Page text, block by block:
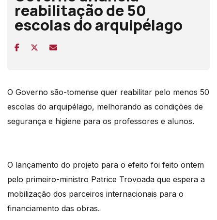
reabilitação de 50
escolas do arquipélago
O Governo são-tomense quer reabilitar pelo menos 50
escolas do arquipélago, melhorando as condições de
segurança e higiene para os professores e alunos.
O lançamento do projeto para o efeito foi feito ontem
pelo primeiro-ministro Patrice Trovoada que espera a
mobilização dos parceiros internacionais para o
financiamento das obras.